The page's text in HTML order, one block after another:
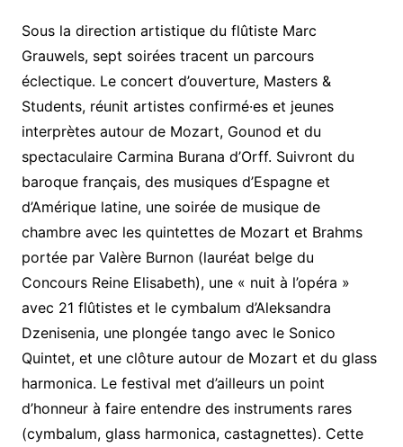
Sous la direction artistique du flûtiste Marc
Grauwels, sept soirées tracent un parcours
éclectique. Le concert d’ouverture, Masters &
Students, réunit artistes confirmé·es et jeunes
interprètes autour de Mozart, Gounod et du
spectaculaire Carmina Burana d’Orff. Suivront du
baroque français, des musiques d’Espagne et
d’Amérique latine, une soirée de musique de
chambre avec les quintettes de Mozart et Brahms
portée par Valère Burnon (lauréat belge du
Concours Reine Elisabeth), une « nuit à l’opéra »
avec 21 flûtistes et le cymbalum d’Aleksandra
Dzenisenia, une plongée tango avec le Sonico
Quintet, et une clôture autour de Mozart et du glass
harmonica. Le festival met d’ailleurs un point
d’honneur à faire entendre des instruments rares
(cymbalum, glass harmonica, castagnettes). Cette